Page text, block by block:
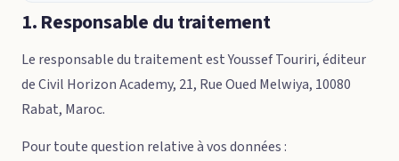
1. Responsable du traitement
Le responsable du traitement est Youssef Touriri, éditeur
de Civil Horizon Academy, 21, Rue Oued Melwiya, 10080
Rabat, Maroc.
Pour toute question relative à vos données :